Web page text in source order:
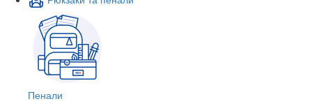
Пенали